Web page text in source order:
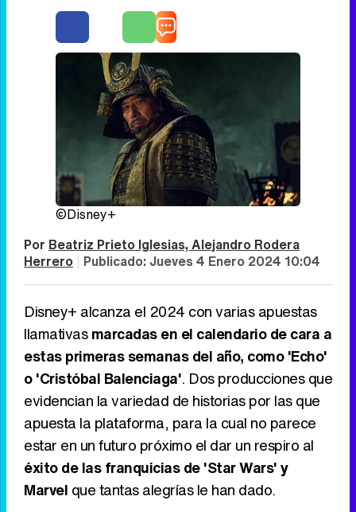
©Disney+
Por Beatriz Prieto Iglesias, Alejandro Rodera
Herrero | Publicado: Jueves 4 Enero 2024 10:04
Disney+ alcanza el 2024 con varias apuestas
llamativasmarcadas en el calendario de cara a
estas primeras semanas del año, como 'Echo'
o 'Cristóbal Balenciaga'. Dos producciones que
evidencian la variedad de historias por las que
apuesta la plataforma, para la cual no parece
estar en un futuro próximo el dar un respiro al
éxito de las franquicias de 'Star Wars' y
Marvel que tantas alegrías le han dado.